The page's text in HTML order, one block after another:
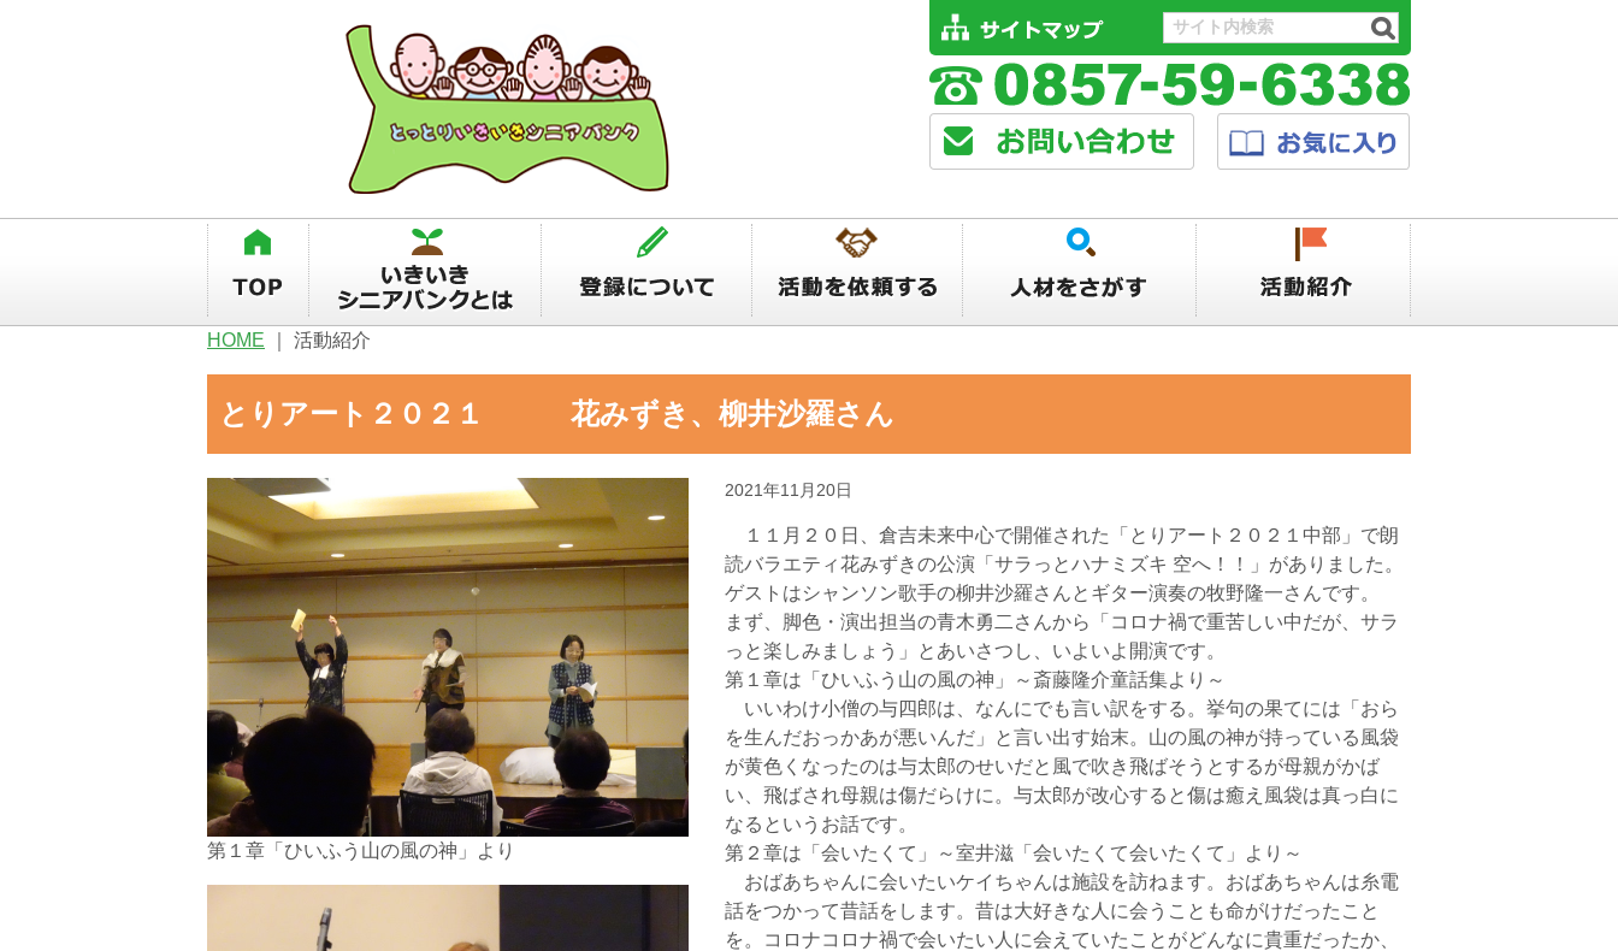
HOME 活動紹介
とりアート２０２１ 花みずき、柳井沙羅さん
2021年11月20日
１１月２０日、倉吉未来中心で開催された「とりアート２０２１中部」で朗
読バラエティ花みずきの公演「サラっとハナミズキ 空へ！！」がありました。
ゲストはシャンソン歌手の柳井沙羅さんとギター演奏の牧野隆一さんです。
まず、脚色・演出担当の青木勇二さんから「コロナ禍で重苦しい中だが、サラ
っと楽しみましょう」とあいさつし、いよいよ開演です。
第１章は「ひいふう山の風の神」～斎藤隆介童話集より～
いいわけ小僧の与四郎は、なんにでも言い訳をする。挙句の果てには「おら
を生んだおっかあが悪いんだ」と言い出す始末。山の風の神が持っている風袋
が黄色くなったのは与太郎のせいだと風で吹き飛ばそうとするが母親がかば
い、飛ばされ母親は傷だらけに。与太郎が改心すると傷は癒え風袋は真っ白に
なるというお話です。
第２章は「会いたくて」～室井滋「会いたくて会いたくて」より～
おばあちゃんに会いたいケイちゃんは施設を訪ねます。おばあちゃんは糸電
話をつかって昔話をします。昔は大好きな人に会うことも命がけだったこと
を。コロナコロナ禍で会いたい人に会えていたことがどんなに貴重だったか、
第１章「ひいふう山の風の神」より